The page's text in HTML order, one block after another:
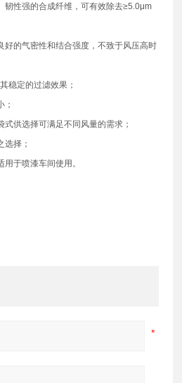
韧性强的合成纤维，可有效除去≥5.0μm
好的气密性和结合强度，不致于风压高时
稳定的过滤效果；
；
供选择可满足不同风量的需求；
选择；
于喷漆车间使用。